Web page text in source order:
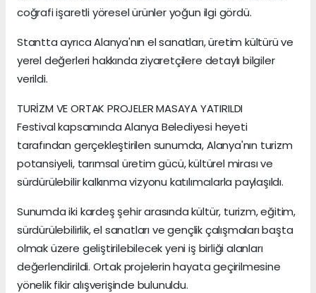
coğrafi işaretli yöresel ürünler yoğun ilgi gördü.
Stantta ayrıca Alanya'nın el sanatları, üretim kültürü ve
yerel değerleri hakkında ziyaretçilere detaylı bilgiler
verildi.
TURİZM VE ORTAK PROJELER MASAYA YATIRILDI
Festival kapsamında Alanya Belediyesi heyeti
tarafından gerçekleştirilen sunumda, Alanya'nın turizm
potansiyeli, tarımsal üretim gücü, kültürel mirası ve
sürdürülebilir kalkınma vizyonu katılımcılarla paylaşıldı.
Sunumda iki kardeş şehir arasında kültür, turizm, eğitim,
sürdürülebilirlik, el sanatları ve gençlik çalışmaları başta
olmak üzere geliştirilebilecek yeni iş birliği alanları
değerlendirildi. Ortak projelerin hayata geçirilmesine
yönelik fikir alışverişinde bulunuldu.